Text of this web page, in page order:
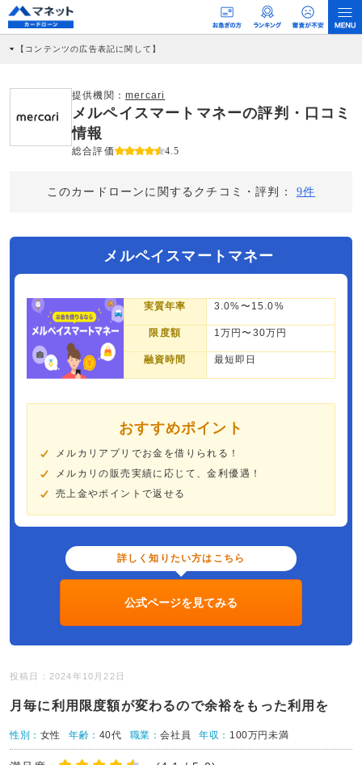
【コンテンツの広告表記に関して】
社に対して企業から紹介報酬が支払われるという収益モデルです。 ただし、特定の
商品を根拠なくPRするものではなく、当編集部の調査／ユーザーへの口コミ収集な
どに基づき、公平性を担保した情報提供を行っています。
提供機関： mercari
メルペイスマートマネーの評判・口コミ
情報
総合評価 4.5
このカードローンに関するクチコミ・評判： 9件
メルペイスマートマネー
実質年率 3.0%〜15.0%
限度額 1万円〜30万円
融資時間 最短即日
おすすめポイント
メルカリアプリでお金を借りられる！
メルカリの販売実績に応じて、金利優遇！
売上金やポイントで返せる
詳しく知りたい方はこちら
公式ページを見てみる
投稿日：2024年10月22日
月毎に利用限度額が変わるので余裕をもった利用を
性別： 女性 年齢： 40代 職業：会社員 年収： 100万円未満